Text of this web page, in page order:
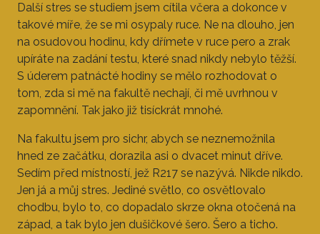
Další stres se studiem jsem cítila včera a dokonce v
takové míře, že se mi osypaly ruce. Ne na dlouho, jen
na osudovou hodinu, kdy dřímete v ruce pero a zrak
upíráte na zadání testu, které snad nikdy nebylo těžší.
S úderem patnácté hodiny se mělo rozhodovat o
tom, zda si mě na fakultě nechají, či mě uvrhnou v
zapomnění. Tak jako již tisíckrát mnohé.
Na fakultu jsem pro sichr, abych se neznemožnila
hned ze začátku, dorazila asi o dvacet minut dříve.
Sedím před místností, jež R217 se nazývá. Nikde nikdo.
Jen já a můj stres. Jediné světlo, co osvětlovalo
chodbu, bylo to, co dopadalo skrze okna otočená na
západ, a tak bylo jen dušičkové šero. Šero a ticho.